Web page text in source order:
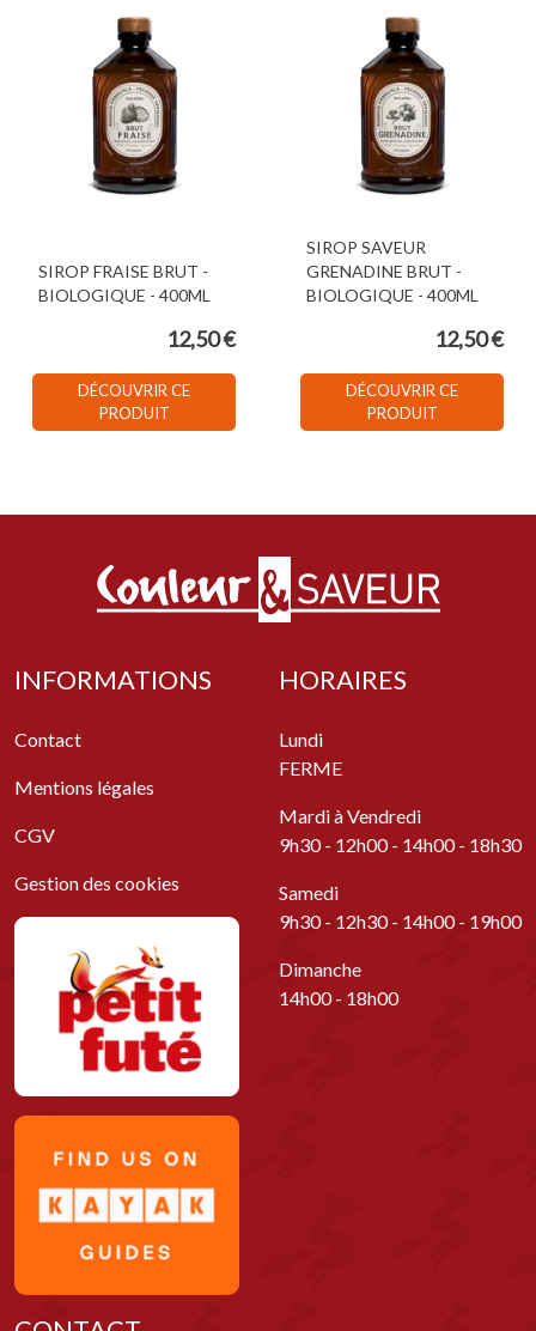
SIROP FRAISE BRUT -
BIOLOGIQUE - 400ML
12,50 €
DÉCOUVRIR CE
PRODUIT
SIROP SAVEUR
GRENADINE BRUT -
BIOLOGIQUE - 400ML
12,50 €
DÉCOUVRIR CE
PRODUIT
INFORMATIONS
Contact
Mentions légales
CGV
Gestion des cookies
HORAIRES
Lundi
FERME
Mardi à Vendredi
9h30 - 12h00 - 14h00 - 18h30
Samedi
9h30 - 12h30 - 14h00 - 19h00
Dimanche
14h00 - 18h00